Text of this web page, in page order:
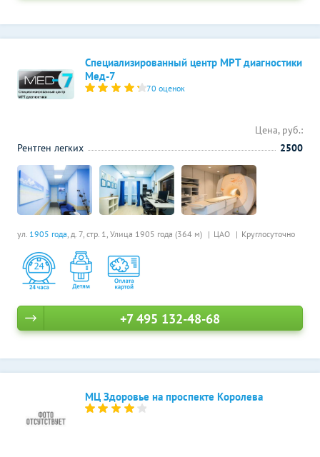
Специализированный центр МРТ диагностики
Мед-7
70 оценок
ул. 1905 года, д. 7, стр. 1, Улица 1905 года (364 м) ЦАО Круглосуточно
Цена, руб.:
Рентген легких
2500
+7 495 132-48-68
МЦ Здоровье на проспекте Королева